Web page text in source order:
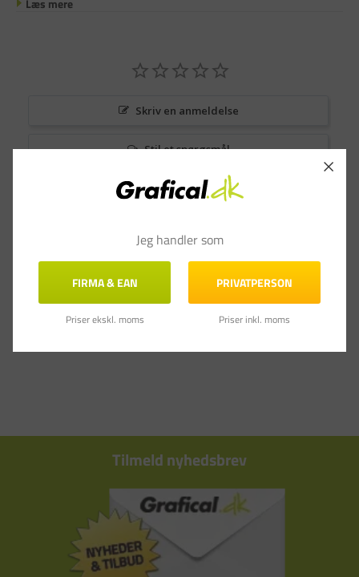
Skriv en anmeldelse
Stil et spørgsmål
Spørgsmål & Svar
Tilmeld nyhedsbrev
Jeg handler som
FIRMA & EAN
Priser ekskl. moms
PRIVATPERSON
Priser inkl. moms